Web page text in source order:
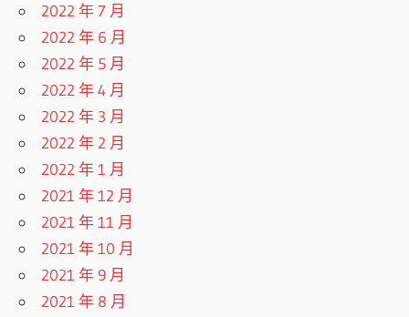
2022 年 7 月
2022 年 6 月
2022 年 5 月
2022 年 4 月
2022 年 3 月
2022 年 2 月
2022 年 1 月
2021 年 12 月
2021 年 11 月
2021 年 10 月
2021 年 9 月
2021 年 8 月